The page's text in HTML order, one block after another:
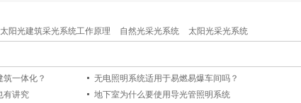
太阳光建筑采光系统工作原理 自然光采光系统 太阳光采光系统
一体化？
无电照明系统适用于易燃易爆车间吗？
有讲究
地下室为什么要使用导光管照明系统